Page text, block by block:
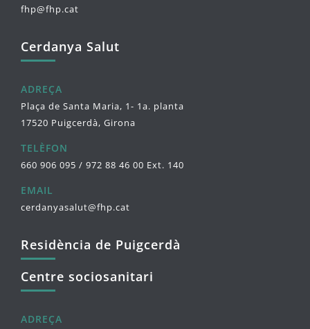
fhp@fhp.cat
Cerdanya Salut
ADREÇA
Plaça de Santa Maria, 1- 1a. planta
17520 Puigcerdà, Girona
TELÈFON
660 906 095 / 972 88 46 00 Ext. 140
EMAIL
cerdanyasalut@fhp.cat
Residència de Puigcerdà
Centre sociosanitari
ADREÇA